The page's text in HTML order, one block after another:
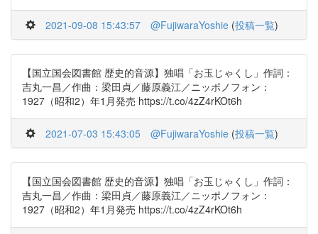
2021-09-08 15:43:57 @FujiwaraYoshie (投稿一覧)
【国立国会図書館 歴史的音源】独唱「お玉じゃくし」作詞：
吉丸一昌／作曲：梁田貞／藤原義江／ニッポノフォン：
1927（昭和2）年1月発売 https://t.co/4zZ4rKOt6h
2021-07-03 15:43:05 @FujiwaraYoshie (投稿一覧)
【国立国会図書館 歴史的音源】独唱「お玉じゃくし」作詞：
吉丸一昌／作曲：梁田貞／藤原義江／ニッポノフォン：
1927（昭和2）年1月発売 https://t.co/4zZ4rKOt6h